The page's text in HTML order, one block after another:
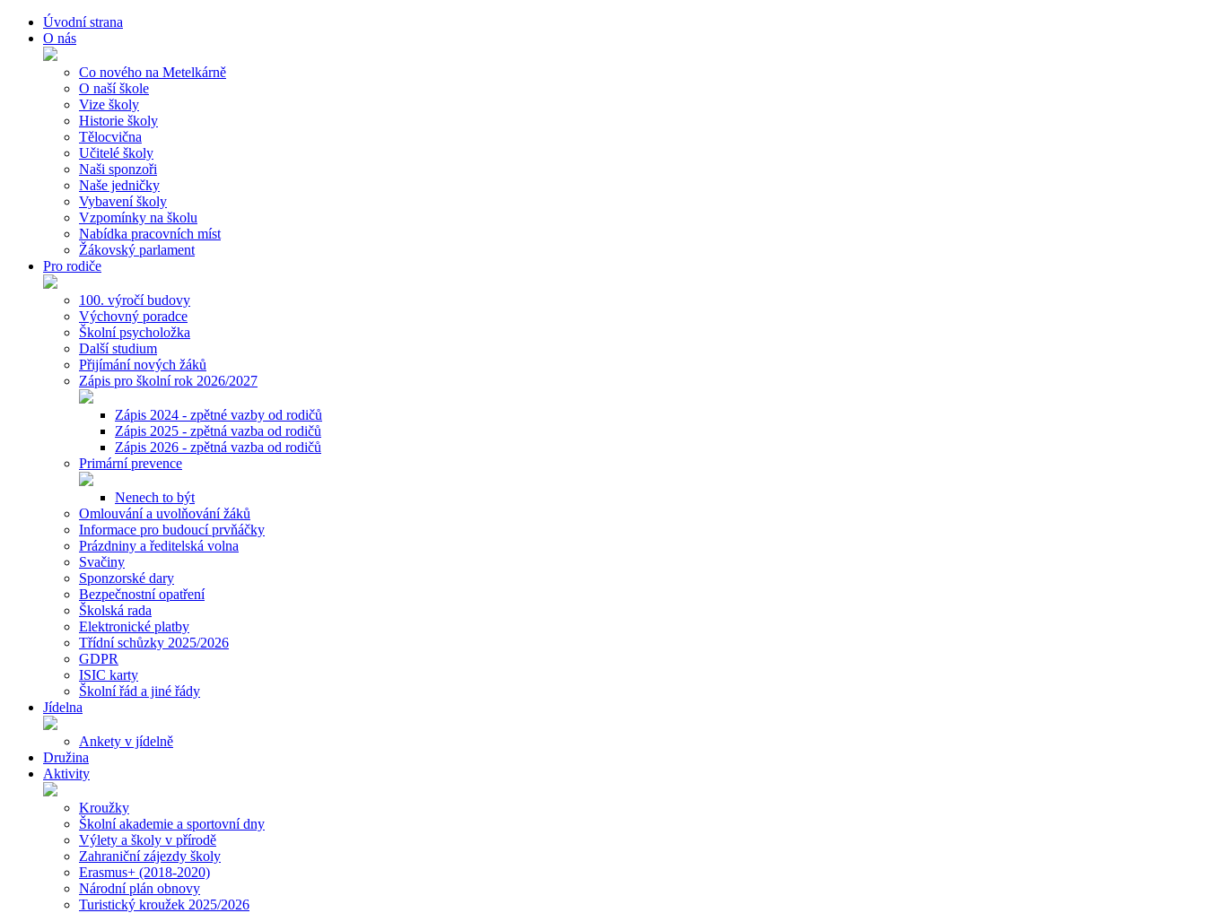
Úvodní strana
O nás
Co nového na Metelkárně
O naší škole
Vize školy
Historie školy
Tělocvična
Učitelé školy
Naši sponzoři
Naše jedničky
Vybavení školy
Vzpomínky na školu
Nabídka pracovních míst
Žákovský parlament
Pro rodiče
100. výročí budovy
Výchovný poradce
Školní psycholožka
Další studium
Přijímání nových žáků
Zápis pro školní rok 2026/2027
Zápis 2024 - zpětné vazby od rodičů
Zápis 2025 - zpětná vazba od rodičů
Zápis 2026 - zpětná vazba od rodičů
Primární prevence
Nenech to být
Omlouvání a uvolňování žáků
Informace pro budoucí prvňáčky
Prázdniny a ředitelská volna
Svačiny
Sponzorské dary
Bezpečnostní opatření
Školská rada
Elektronické platby
Třídní schůzky 2025/2026
GDPR
ISIC karty
Školní řád a jiné řády
Jídelna
Ankety v jídelně
Družina
Aktivity
Kroužky
Školní akademie a sportovní dny
Výlety a školy v přírodě
Zahraniční zájezdy školy
Erasmus+ (2018-2020)
Národní plán obnovy
Turistický kroužek 2025/2026